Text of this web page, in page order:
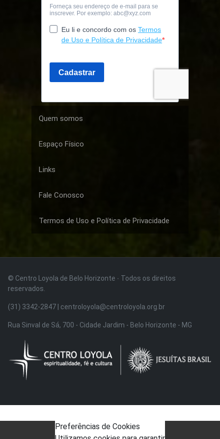
Quem somos
Espaço Físico
Links
Fale Conosco
Termos de Uso e Política de Privacidade
© Centro Loyola de Belo Horizonte · Todos os direitos
reservados.
(31) 3342-2847 | centroloyola@centroloyola.org.br
Rua Sinval de Sá, 700 - Cidade Jardim - Belo Horizonte - MG
Preferências de Cookies